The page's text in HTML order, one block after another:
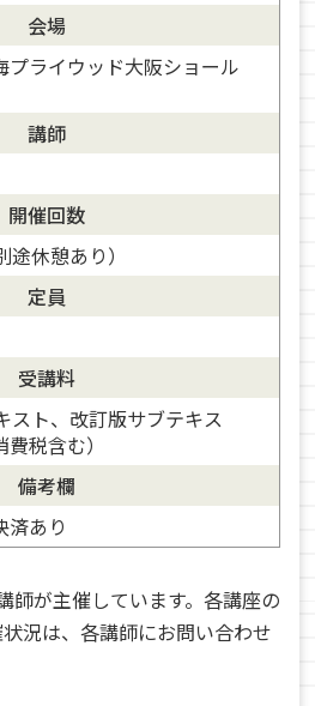
会場
ライウッド大阪ショール
講師
開催回数
休憩あり）
定員
受講料
スト、改訂版サブテキス
税含む）
備考欄
済あり
師が主催しています。各講座の
況は、各講師にお問い合わせ